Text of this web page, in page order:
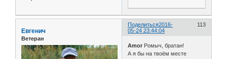
Поделиться 113
2016-
05-24 23:44:04
Евгенич
Ветеран
Amor Ромыч, братан!
А я бы на твоём месте